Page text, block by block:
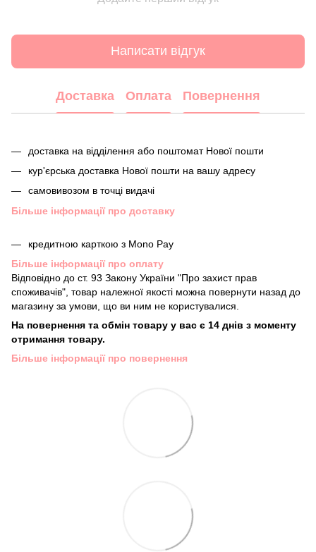
Написати відгук
Доставка Оплата Повернення
доставка на відділення або поштомат Нової пошти
кур'єрська доставка Нової пошти на вашу адресу
самовивозом в точці видачі
Більше інформації про доставку
кредитною карткою з Mono Pay
Більше інформації про оплату
Відповідно до ст. 93 Закону України "Про захист прав
споживачів", товар належної якості можна повернути назад до
магазину за умови, що ви ним не користувалися.
На повернення та обмін товару у вас є 14 днів з моменту
отримання товару.
Більше інформації про повернення